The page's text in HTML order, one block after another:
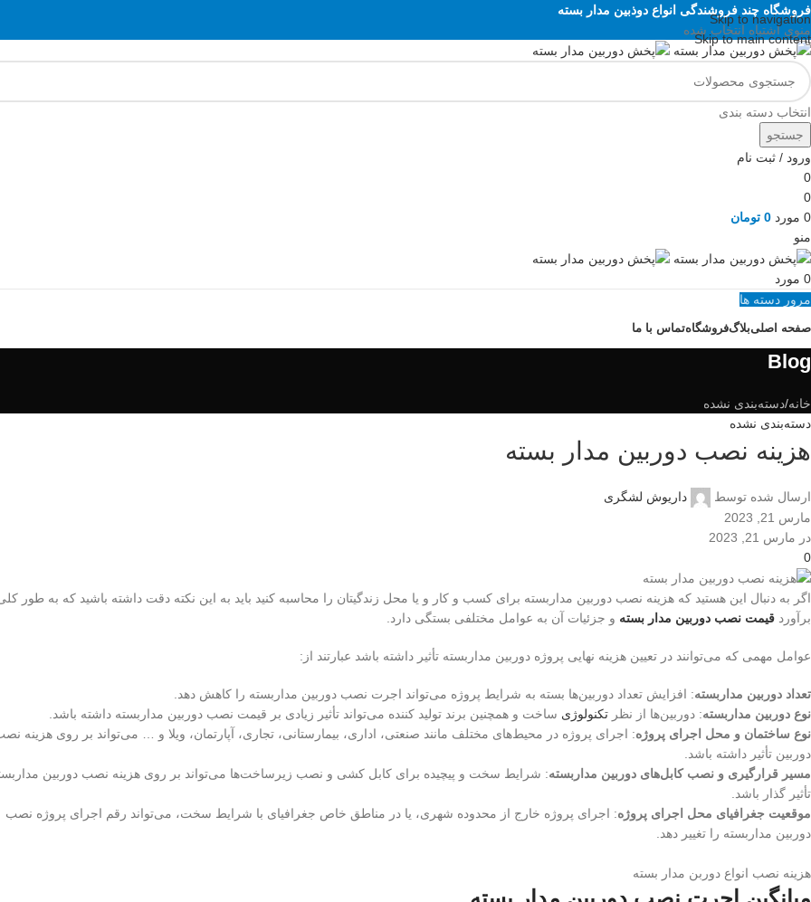
Skip to navigation
Skip to main content
فروشگاه چند فروشندگی انواع دوذبین مدار بسته
منوی اشتباه انتخاب شده
انتخاب دسته بندی
جستجو
ورود / ثبت نام
0
0
0 مورد 0 تومان
منو
0 مورد
مرور دسته ها
صفحه اصلیبلاگفروشگاهتماس با ما
Blog
خانه دسته‌بندی نشده
دسته‌بندی نشده
هزینه نصب دوربین مدار بسته
ارسال شده توسط
داریوش لشگری
مارس 21, 2023
در مارس 21, 2023
0
اگر به دنبال این هستید که هزینه نصب دوربین مداربسته برای کسب و کار و یا محل زندگیتان را محاسبه کنید باید به این نکته دقت داشته باشید که به طور
برآورد قیمت نصب دوربین مدار بسته و جزئیات آن به عوامل مختلفی بستگی دارد.
عوامل مهمی که می‌توانند در تعیین هزینه نهایی پروژه دوربین مداربسته تأثیر داشته باشد عبارتند از:
تعداد دوربین مداربسته: افزایش تعداد دوربین‌ها بسته به شرایط پروژه می‌تواند اجرت نصب دوربین مداربسته را کاهش دهد.
نوع دوربین مداربسته: دوربین‌ها از نظر تکنولوژی ساخت و همچنین برند تولید کننده می‌تواند تأثیر زیادی بر قیمت نصب دوربین مداربسته داشته باشد.
نوع ساختمان و محل اجرای پروژه: اجرای پروژه در محیط‌های مختلف مانند صنعتی، اداری، بیمارستانی، تجاری، آپارتمان، ویلا و … می‌تواند بر روی هزینه
دوربین تأثیر داشته باشد.
مسیر قرارگیری و نصب کابل‌های دوربین مداربسته: شرایط سخت و پیچیده برای کابل کشی و نصب زیرساخت‌ها می‌تواند بر روی هزینه نصب دوربین
تأثیر گذار باشد.
موقعیت جغرافیای محل اجرای پروژه: اجرای پروژه خارج از محدوده شهری، یا در مناطق خاص جغرافیای با شرایط سخت، می‌تواند رقم اجرای پروژه نصب
دوربین مداربسته را تغییر دهد.
هزینه نصب انواع دوربن مدار بسته